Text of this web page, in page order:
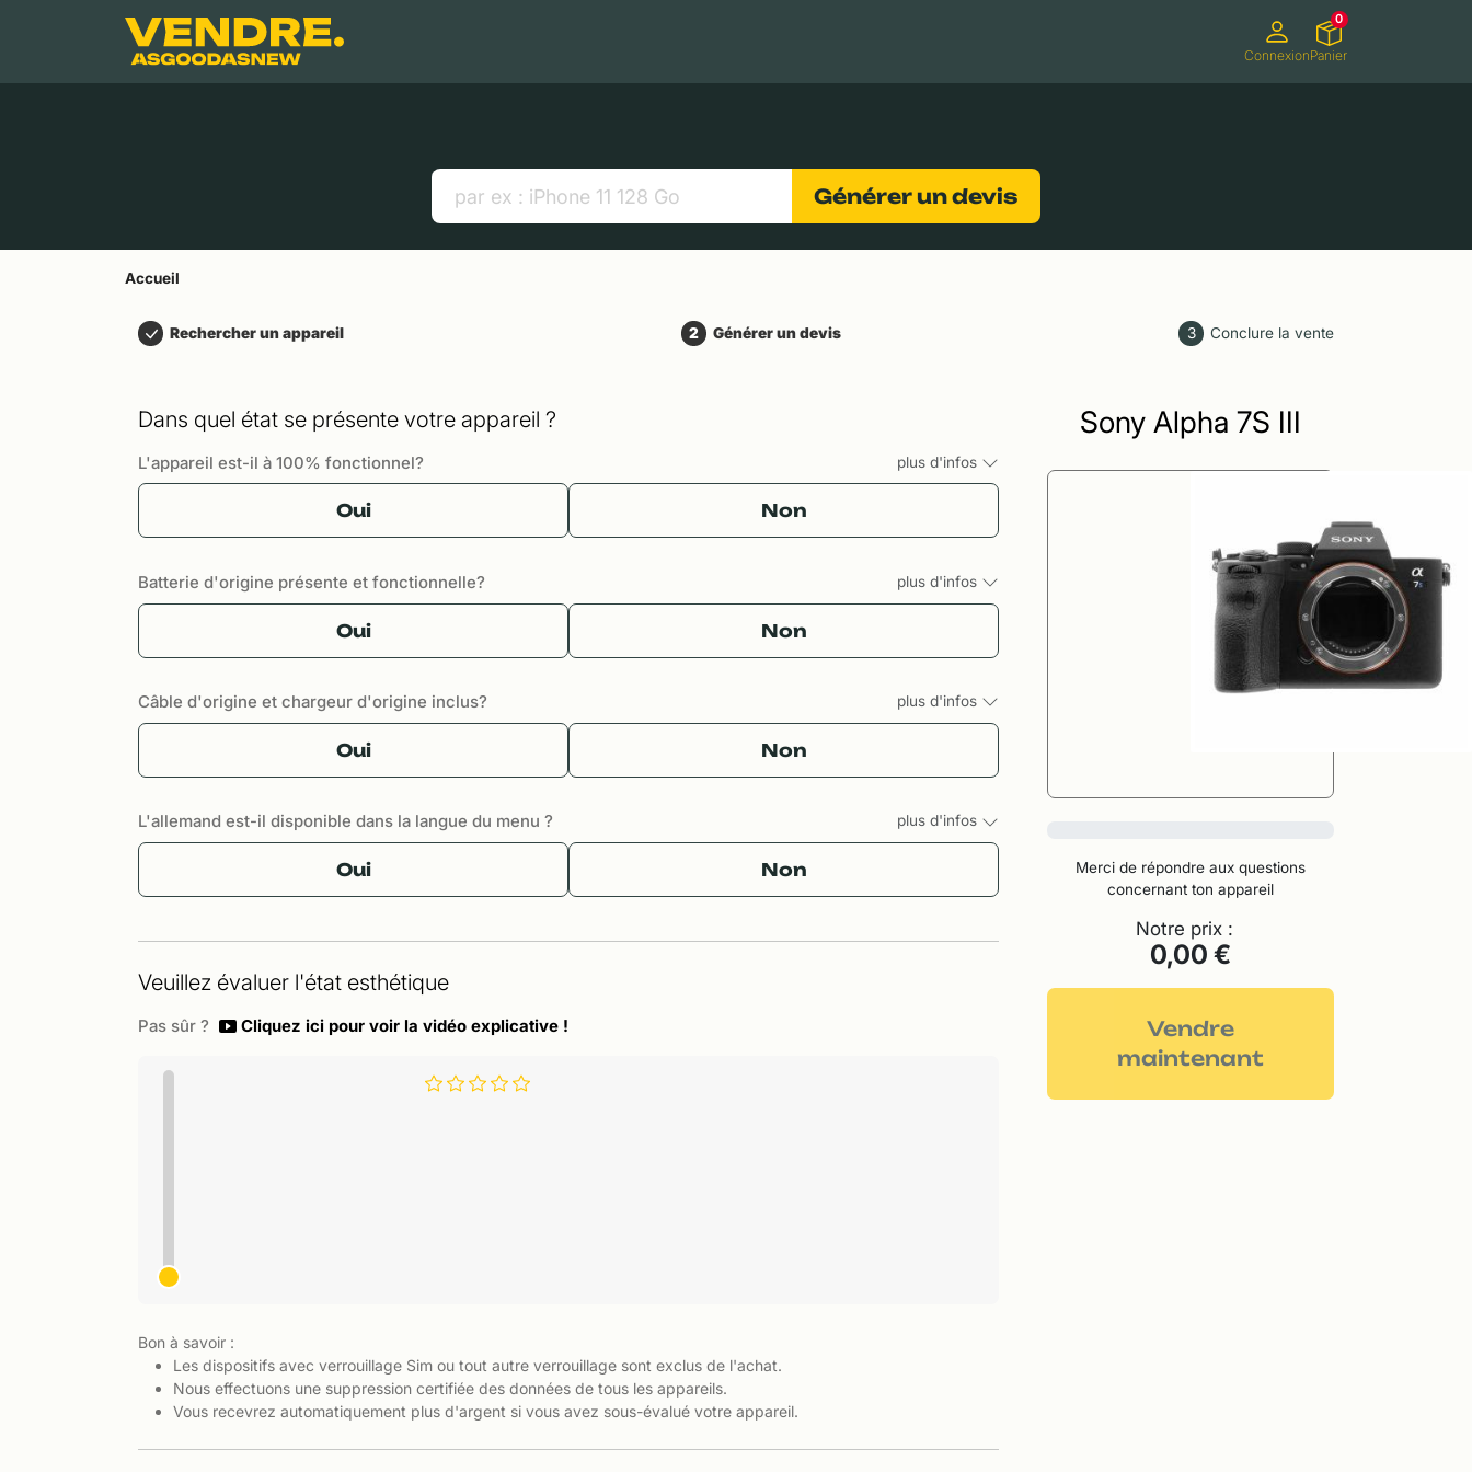
Contenu principal
ConnexionPanier
0
Générer un devis
Accueil
Rechercher un appareil 2 Générer un devis 3 Conclure la vente
Dans quel état se présente votre appareil ?
L'appareil est-il à 100% fonctionnel? plus d'infos
Oui Non
Batterie d'origine présente et fonctionnelle? plus d'infos
Oui Non
Câble d'origine et chargeur d'origine inclus? plus d'infos
Oui Non
L'allemand est-il disponible dans la langue du menu ? plus d'infos
Oui Non
Veuillez évaluer l'état esthétique
Pas sûr ? Cliquez ici pour voir la vidéo explicative !
Bon à savoir :
Les dispositifs avec verrouillage Sim ou tout autre verrouillage sont exclus de l'achat.
Nous effectuons une suppression certifiée des données de tous les appareils.
Vous recevrez automatiquement plus d'argent si vous avez sous-évalué votre appareil.
Sony Alpha 7S III
Merci de répondre aux questions
concernant ton appareil
Notre prix :
0,00 €
Vendre
maintenant